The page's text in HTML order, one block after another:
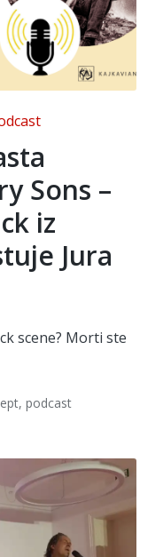
Sons –
iz
Jura
scene? Morti ste
, podcast